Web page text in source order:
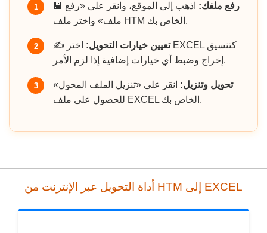
1 💾 رفع ملفك: اذهب إلى الموقع، وانقر على «رفع
ملف» واختر ملف HTM الخاص بك.
2 ✍️ تعيين خيارات التحويل: اختر EXCEL كتنسيق
إخراج وضبط أي خيارات إضافية إذا لزم الأمر.
3 تحويل وتنزيل: انقر على «تنزيل الملف المحول»
للحصول على ملف EXCEL الخاص بك.
أداة التحويل عبر الإنترنت من HTM إلى EXCEL